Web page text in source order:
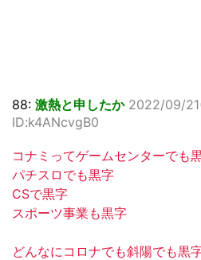
88: 激熱と申したか 2022/09/
ID:k4ANcvgB0
コナミってゲームセンターでも
パチスロでも黒字
CSで黒字
スポーツ事業も黒字
どんなにコロナでも斜陽でも黒